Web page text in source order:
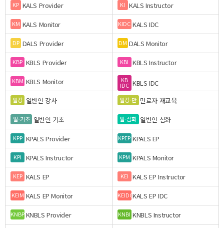
KP KALS Provider KI KALS Instructor
KM KALS Monitor KIDC KALS IDC
DP DALS Provider DM DALS Monitor
KBP KBLS Provider KBI KBLS Instructor
KBM KBLS Monitor KB
IDC KBLS IDC
일강 일반인 강사 일강-만 만료자 재교육
일-기초 일반인 기초 일-심화 일반인 심화
KPP KPALS Provider KPEP KPALS EP
KPI KPALS Instructor KPM KPALS Monitor
KEP KALS EP KEI KALS EP Instructor
KEIM KALS EP Monitor KEIDCKALS EP IDC
KNBPKNBLS Provider KNBI KNBLS Instructor